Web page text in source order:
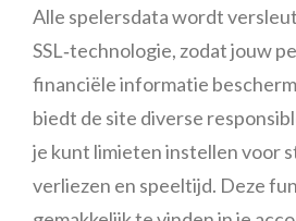
Alle spelersdata wordt
SSL‑technologie, zodat jouw
financiële informatie
biedt de site diverse
je kunt limieten instellen voor
verliezen en speeltijd. Deze